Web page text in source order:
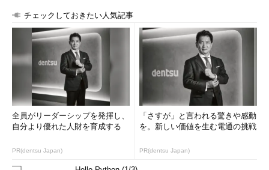
Windows 10のインストール中に最初のアカウントを作成す
それではWindows 10でユーザーアカウントを作成してみよ
アカウントを作成するには、Windows 10のインストールの途
中で行う方法と、インストール完了後に別のアカウントを追加す
る方法の2通りがある。Windows 10を新規インストールしている
場合は、「自分用にセットアップする」の画面で、最初のアカウ
チェックしておきたい人気記事
全員がリーダーシップを発揮し、
自分より優れた人財を育成する
PR(dentsu Japan)
「さすが」と言われる驚きや感動
を。新しい価値を生む電通の挑戦
PR(dentsu Japan)